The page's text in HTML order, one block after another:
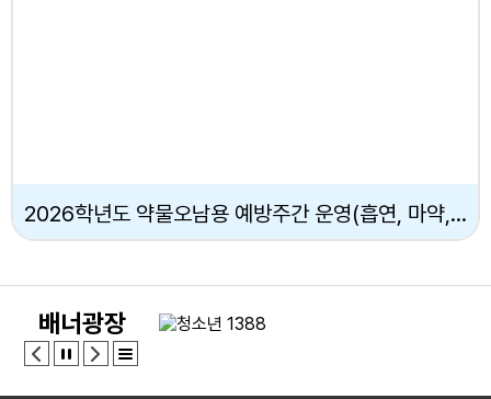
2026학년도 약물오남용 예방주간 운영(흡연, 마약, 음주, 약물오남용)
배너광장